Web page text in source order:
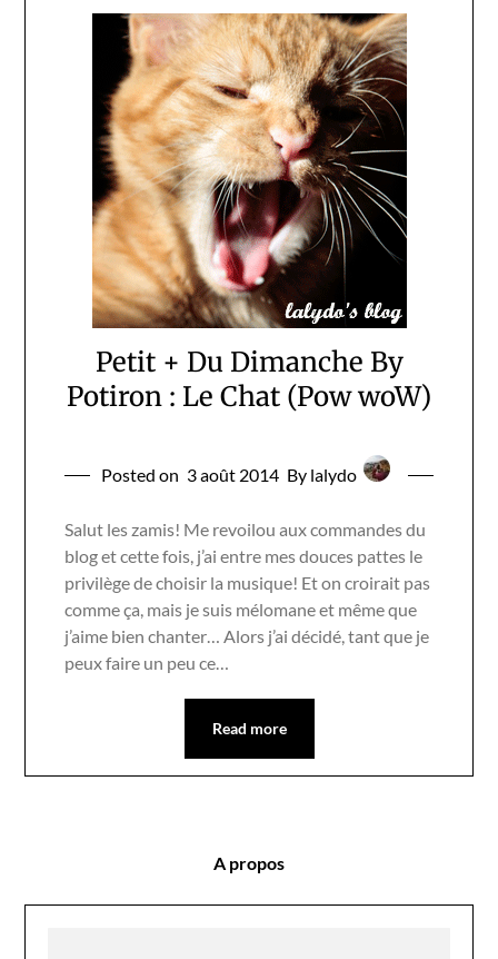
Petit + Du Dimanche By
Potiron : Le Chat (Pow woW)
Posted on 3 août 2014 By lalydo
Salut les zamis! Me revoilou aux commandes du
blog et cette fois, j’ai entre mes douces pattes le
privilège de choisir la musique! Et on croirait pas
comme ça, mais je suis mélomane et même que
j’aime bien chanter… Alors j’ai décidé, tant que je
peux faire un peu ce…
Read more
A propos